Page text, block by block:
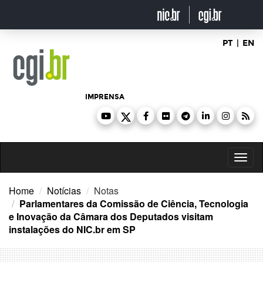
o
PT | EN
IMPRENSA
Home Notícias
Notas
Parlamentares da Comissão de Ciência, Tecnologia
e Inovação da Câmara dos Deputados visitam
instalações do NIC.br em SP